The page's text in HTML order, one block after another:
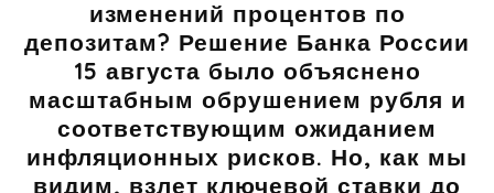
изменений процентов по
депозитам? Решение Банка России
15 августа было объяснено
масштабным обрушением рубля и
соответствующим ожиданием
инфляционных рисков. Но, как мы
видим, взлет ключевой ставки до